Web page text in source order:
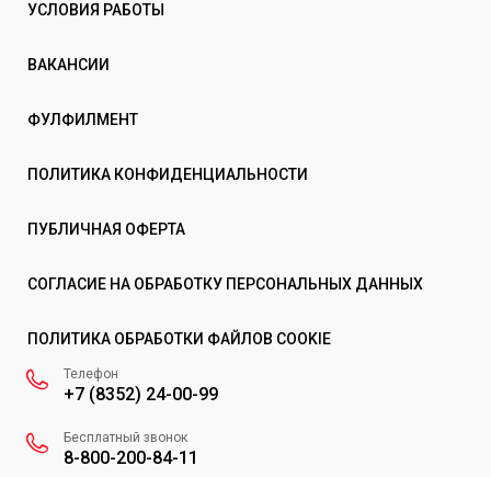
УСЛОВИЯ РАБОТЫ
ВАКАНСИИ
ФУЛФИЛМЕНТ
ПОЛИТИКА КОНФИДЕНЦИАЛЬНОСТИ
ПУБЛИЧНАЯ ОФЕРТА
СОГЛАСИЕ НА ОБРАБОТКУ ПЕРСОНАЛЬНЫХ ДАННЫХ
ПОЛИТИКА ОБРАБОТКИ ФАЙЛОВ COOKIE
Телефон
+7 (8352) 24-00-99
Бесплатный звонок
8-800-200-84-11